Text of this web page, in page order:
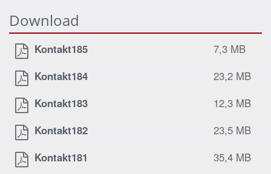
Download
Kontakt185
7,3 MB
Kontakt184
23,2 MB
Kontakt183
12,3 MB
Kontakt182
23,5 MB
Kontakt181
35,4 MB